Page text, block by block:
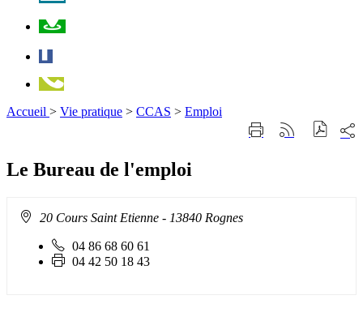
Accueil > Vie pratique > CCAS > Emploi
ImprimerGénérer
sur
Le Bureau de l'emploi
Adresse20 Cours Saint Etienne - 13840 Rognes
Téléphone
fixe
04 86 68 60 61
Fax
04 42 50 18 43